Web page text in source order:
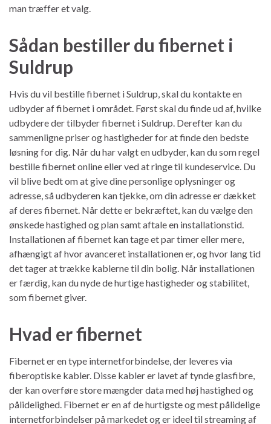
man træffer et valg.
Sådan bestiller du fibernet i
Suldrup
Hvis du vil bestille fibernet i Suldrup, skal du kontakte en
udbyder af fibernet i området. Først skal du finde ud af, hvilke
udbydere der tilbyder fibernet i Suldrup. Derefter kan du
sammenligne priser og hastigheder for at finde den bedste
løsning for dig. Når du har valgt en udbyder, kan du som regel
bestille fibernet online eller ved at ringe til kundeservice. Du
vil blive bedt om at give dine personlige oplysninger og
adresse, så udbyderen kan tjekke, om din adresse er dækket
af deres fibernet. Når dette er bekræftet, kan du vælge den
ønskede hastighed og plan samt aftale en installationstid.
Installationen af fibernet kan tage et par timer eller mere,
afhængigt af hvor avanceret installationen er, og hvor lang tid
det tager at trække kablerne til din bolig. Når installationen
er færdig, kan du nyde de hurtige hastigheder og stabilitet,
som fibernet giver.
Hvad er fibernet
Fibernet er en type internetforbindelse, der leveres via
fiberoptiske kabler. Disse kabler er lavet af tynde glasfibre,
der kan overføre store mængder data med høj hastighed og
pålidelighed. Fibernet er en af de hurtigste og mest pålidelige
internetforbindelser på markedet og er ideel til streaming af